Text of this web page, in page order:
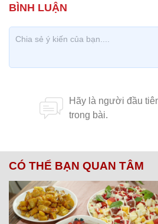
CÓ THỂ BẠN QUAN TÂM